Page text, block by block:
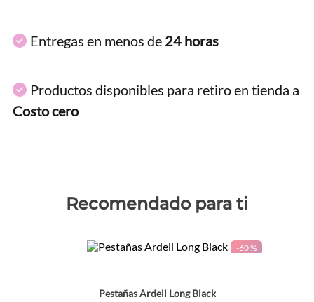
Entregas en menos de 24 horas
Productos disponibles para retiro en tienda a
Costo cero
Recomendado para ti
-60 %
Pestañas Ardell Long Black